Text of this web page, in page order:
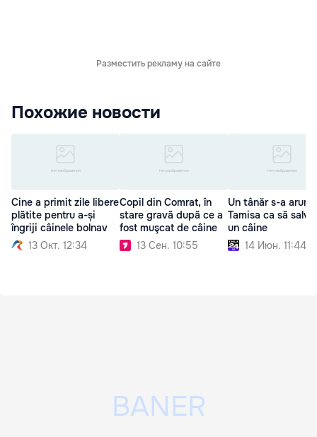
Разместить рекламу на сайте
Похожие новости
Cine a primit zile libere
plătite pentru a-și
îngriji câinele bolnav
13 Окт. 12:34
Copil din Comrat, în
stare gravă după ce a
fost muşcat de câine
13 Сен. 10:55
Un tânăr s-a
Tamisa ca să
un câine
14 Июн. 11:44